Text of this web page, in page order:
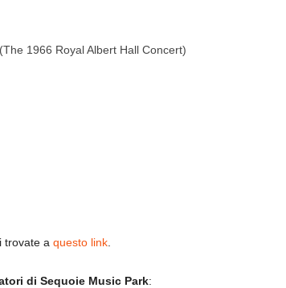
1966 Royal Albert Hall Concert)
trovate a questo link.
di Sequoie Music Park: